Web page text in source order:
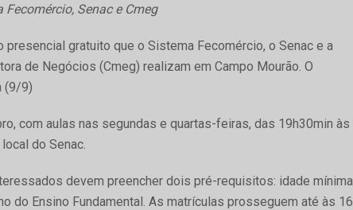
Fecomércio, Senac e Cmeg
presencial gratuito que o Sistema Fecomércio, o Senac e a
de Negócios (Cmeg) realizam em Campo Mourão. O
(9/9)
com aulas nas segundas e quartas-feiras, das 19h30min às
do Senac.
devem preencher dois pré-requisitos: idade mínima
do Ensino Fundamental. As matrículas prosseguem até às 16